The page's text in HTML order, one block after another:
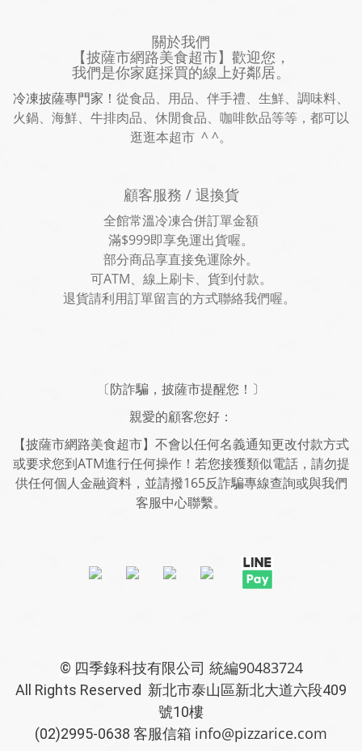
關於我們
【披薩市網路美食超市】歡迎您，
我們是你家庭採買的線上好鄰居。
冷凍披薩專門家！ 從食品、用品、伴手禮、生鮮、調味料、
火鍋、海鮮、牛排肉品、休閒食品、咖啡飲品等等，都可以
逛逛本超市 ^ ^。
顧客服務 / 退換貨
全館常溫冷凍合併訂單金額
滿$999即享免運出貨喔。
部分商品享直接免運除外。
可ATM、線上刷卡、貨到付款。
退貨請利用訂單留言的方式聯絡我們喔。
〔防詐騙，披薩市提醒您！〕
親愛的顧客您好：
【披薩市網路美食超市】不會以任何名義通知更改付款方式
或要求您到ATM進行任何操作！若您接獲類似電話，請勿提
供任何個人金融資料，並請撥165反詐騙專線查詢或與我們
客服中心聯繫。
© 四季錄科技有限公司 統編90483724
All Rights Reserved 新北市泰山區新北大道六段409
號10樓
(02)2995-0638 客服信箱 info@pizzarice.com